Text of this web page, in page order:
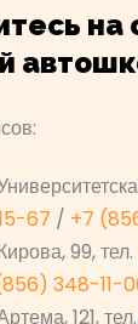
на
67 / +7
99, тел.
348-11-
121, тел.